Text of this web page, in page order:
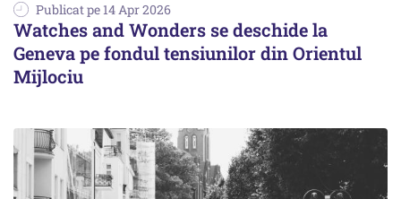
Publicat pe 14 Apr 2026
Watches and Wonders se deschide la
Geneva pe fondul tensiunilor din Orientul
Mijlociu